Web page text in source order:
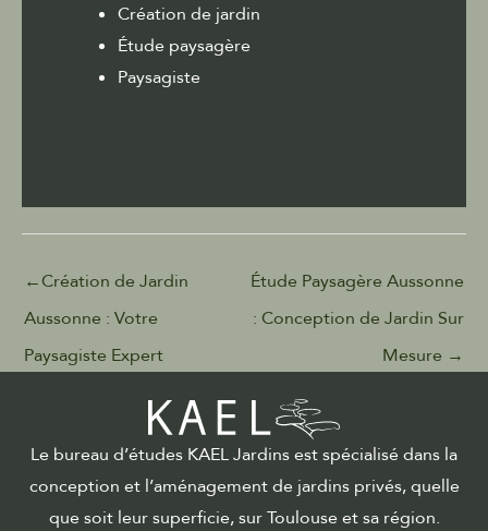
Création de jardin
Étude paysagère
Paysagiste
←Création de Jardin
Aussonne : Votre
Paysagiste Expert
Étude Paysagère Aussonne
: Conception de Jardin Sur
Mesure →
Le bureau d’études KAEL Jardins est spécialisé dans la
conception et l’aménagement de jardins privés, quelle
que soit leur superficie, sur Toulouse et sa région.